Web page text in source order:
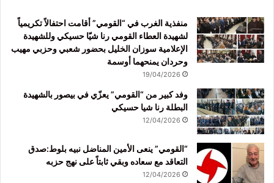
منفذية الغرب في “القومي” أقامت احتفالاً تكريمياً
لشهيدة العطاء القومي رنا شيّا حسيكي وللشهيدة
الإعلامية سوزان الخليل بحضور شعبي وحزبي مهيب
وحردان يمنحهما أوسمة
19/04/2026
وفد كبير من “القومي” يعزّي في بيصور بالشهيدة
البطلة رنا شيا حسيكي
12/04/2026
“القومي” ينعى الأمين المناضل نبيه بلوط:صدق
التعاقد مع سعاده وبقي ثابتاً على نهج حزبه
12/04/2026